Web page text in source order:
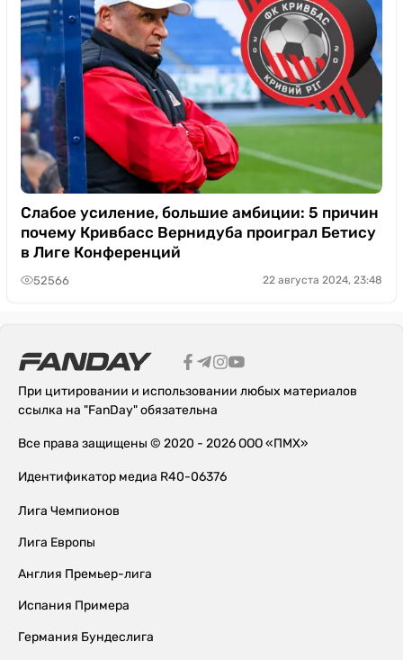
Слабое усиление, большие амбиции: 5 причин
почему Кривбасс Вернидуба проиграл Бетису
в Лиге Конференций
52566 22 августа 2024, 23:48
При цитировании и использовании любых материалов
ссылка на "FanDay" обязательна
Все права защищены © 2020 - 2026 ООО «ПМХ»
Идентификатор медиа R40-06376
Лига Чемпионов
Лига Европы
Англия Премьер-лига
Испания Примера
Германия Бундеслига